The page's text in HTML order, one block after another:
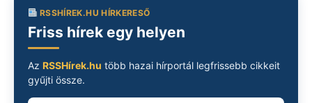
RSSHÍREK.HU HÍRKERESŐ
Friss hírek egy helyen
Az RSSHírek.hu több hazai hírportál legfrissebb cikkeit
gyűjti össze.